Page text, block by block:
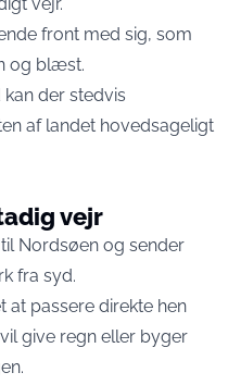
front med sig, som
og blæst.
der stedvis
af landet hovedsageligt
vejr
Nordsøen og sender
fra syd.
at passere direkte hen
give regn eller byger